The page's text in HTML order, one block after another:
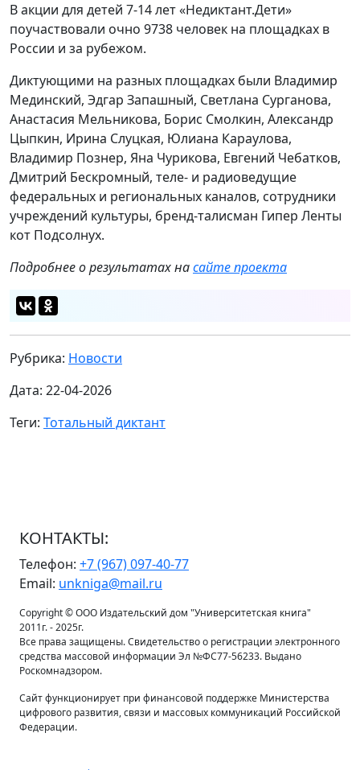
В акции для детей 7-14 лет «Недиктант.Дети»
поучаствовали очно 9738 человек на площадках в
России и за рубежом.
Диктующими на разных площадках были Владимир
Мединский, Эдгар Запашный, Светлана Сурганова,
Анастасия Мельникова, Борис Смолкин, Александр
Цыпкин, Ирина Слуцкая, Юлиана Караулова,
Владимир Познер, Яна Чурикова, Евгений Чебатков,
Дмитрий Бескромный, теле- и радиоведущие
федеральных и региональных каналов, сотрудники
учреждений культуры, бренд-талисман Гипер Ленты
кот Подсолнух.
Подробнее о результатах насайте проекта
Рубрика: Новости
Дата: 22-04-2026
Теги: Тотальный диктант
КОНТАКТЫ:
Телефон: +7 (967) 097-40-77
Email: unkniga@mail.ru
Copyright © ООО Издательский дом "Университетская книга"
2011г. - 2025г.
Все права защищены. Свидетельство о регистрации электронного
средства массовой информации Эл №ФС77-56233. Выдано
Роскомнадзором.
Сайт функционирует при финансовой поддержке Министерства
цифрового развития, связи и массовых коммуникаций Российской
Федерации.